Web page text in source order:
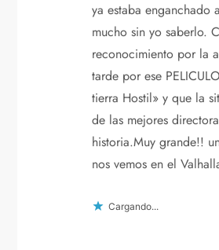
ya estaba enganchado
mucho sin yo saberlo.
reconocimiento por la
tarde por ese
tierra Hostil» y que la
de las mejores
historia.Muy grande!!
nos vemos en el
Cargando...